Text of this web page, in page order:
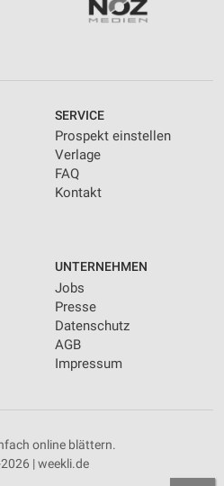
SERVICE
Prospekt einstellen
Verlage
FAQ
Kontakt
UNTERNEHMEN
Jobs
Presse
Datenschutz
AGB
Impressum
online blättern.
| weekli.de